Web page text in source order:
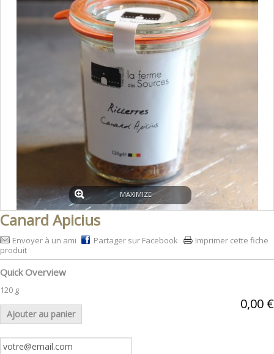
MAXIMIZE
Canard Apicius
Envoyer à un ami Partager sur Facebook
Imprimer cette fiche
produit
Quick Overview
120 g
0,00 €
Ajouter au panier